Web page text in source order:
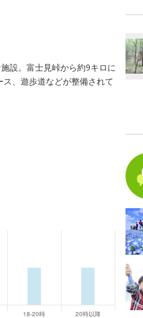
設。富士見峠から約9キロに
、遊歩道などが整備されて